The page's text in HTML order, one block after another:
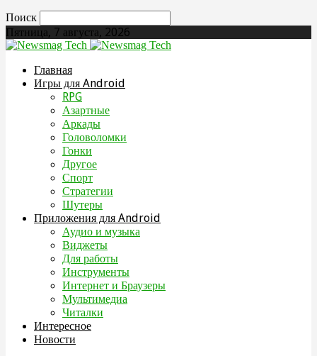
Поиск
Пятница, 7 августа, 2026
Главная
Игры для Android
RPG
Азартные
Аркады
Головоломки
Гонки
Другое
Спорт
Стратегии
Шутеры
Приложения для Android
Аудио и музыка
Виджеты
Для работы
Инструменты
Интернет и Браузеры
Мультимедиа
Читалки
Интересное
Новости